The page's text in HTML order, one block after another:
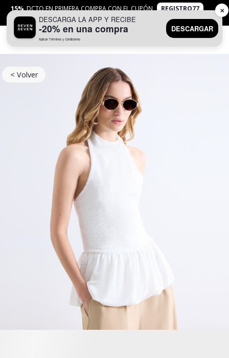
15% DCTO EN PRIMERA COMPRA CON EL CUPÓN
REGISTRO77
APLICANTYC
< Volver
DESCARGA LA APP Y RECIBE
-20% en una compra
Aplican Términos y Condiciones
DESCARGAR
✕